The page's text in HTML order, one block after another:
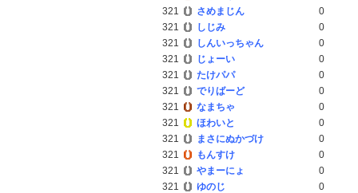
321
さめまじん
0
321
しじみ
0
321
しんいっちゃん
0
321
じょーい
0
321
たけパパ
0
321
でりばーど
0
321
なまちゃ
0
321
ほわいと
0
321
まさにぬかづけ
0
321
もんすけ
0
321
やまーにょ
0
321
ゆのじ
0